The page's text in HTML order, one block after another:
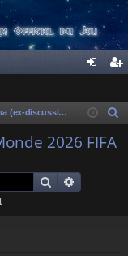
ne
xi
cri
pti
L'Agora (ex-discussions of the dead)
2026 FIFA
Rechercher